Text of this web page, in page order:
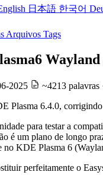
日本語 한국어
Arquivos Tags
Wayland
2025 ~4213 palavras
Plasma 6.4.0,
para testar a
é um plano de longo
no KDE Plasma 6
perfeitamente o